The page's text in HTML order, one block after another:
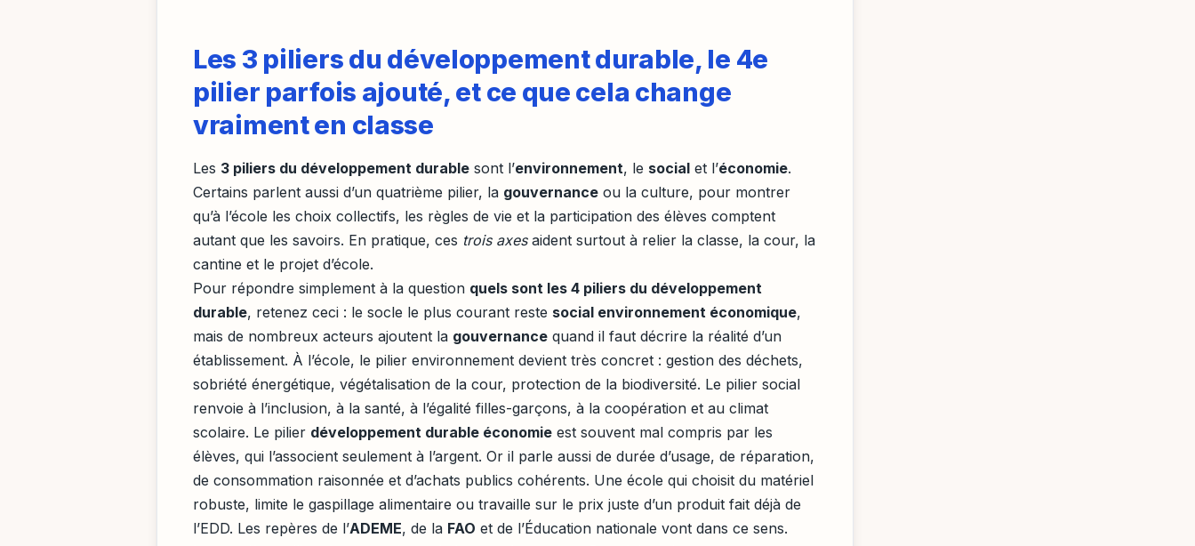
Les 3 piliers du développement durable, le 4e
pilier parfois ajouté, et ce que cela change
vraiment en classe
Les 3 piliers du développement durable sont l’environnement, le social et l’économie.
Certains parlent aussi d’un quatrième pilier, la gouvernance ou la culture, pour montrer
qu’à l’école les choix collectifs, les règles de vie et la participation des élèves comptent
autant que les savoirs. En pratique, ces trois axesaident surtout à relier la classe, la cour, la
cantine et le projet d’école.
Pour répondre simplement à la question quels sont les 4 piliers du développement
durable, retenez ceci : le socle le plus courant reste social environnement économique,
mais de nombreux acteurs ajoutent la gouvernance quand il faut décrire la réalité d’un
établissement. À l’école, le pilier environnement devient très concret : gestion des déchets,
sobriété énergétique, végétalisation de la cour, protection de la biodiversité. Le pilier social
renvoie à l’inclusion, à la santé, à l’égalité filles-garçons, à la coopération et au climat
scolaire. Le pilier développement durable économie est souvent mal compris par les
élèves, qui l’associent seulement à l’argent. Or il parle aussi de durée d’usage, de réparation,
de consommation raisonnée et d’achats publics cohérents. Une école qui choisit du matériel
robuste, limite le gaspillage alimentaire ou travaille sur le prix juste d’un produit fait déjà de
l’EDD. Les repères de l’ADEME, de la FAO et de l’Éducation nationale vont dans ce sens.